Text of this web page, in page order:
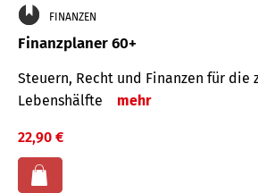
FINANZEN
Finanzplaner 60+
Steuern, Recht und Finanzen für die
Lebenshälfte
mehr
22,90 €